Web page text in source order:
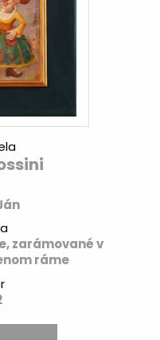
zarámované v
ráme